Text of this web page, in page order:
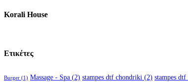
Korali House
Ετικέτες
Burger (1) Massage - Spa (2) stampes dtf chondriki (2) stampes